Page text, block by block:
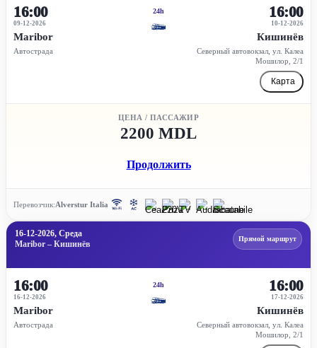
16:00
09-12-2026
Maribor
Автострада
24h
10-12-2026
16:00
Кишинёв
Северный автовокзал, ул. Калеа
Мошилор, 2/1
Карта
ЦЕНА / ПАССАЖИР
2200 MDL
Продолжить
Перевозчик:Alverstur Italia
16-12-2026, Среда
Maribor – Кишинёв
Прямой маршрут
16:00
16-12-2026
Maribor
Автострада
24h
17-12-2026
16:00
Кишинёв
Северный автовокзал, ул. Калеа
Мошилор, 2/1